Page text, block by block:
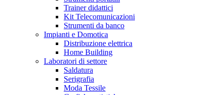
Trainer didattici
Kit Telecomunicazioni
Strumenti da banco
Impianti e Domotica
Distribuzione elettrica
Home Building
Laboratori di settore
Saldatura
Serigrafia
Moda Tessile